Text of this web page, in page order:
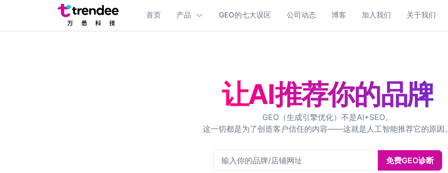
首页 产品 GEO的七大误区 公司动态 博客 加入我们 关于我们
让AI推荐你的品牌
GEO（生成引擎优化）不是AI+SEO。
这一切都是为了创造客户信任的内容——这就是人工智能推荐它的原因。
免费GEO诊断